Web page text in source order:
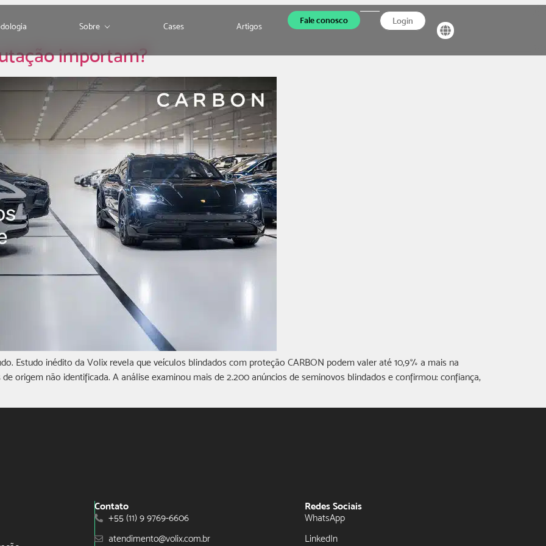
Sobre Cases Artigos
Fale conosco Login
importam?
Estudo inédito da Volix revela que veículos blindados com proteção CARBON podem valer até 10,9% a mais na
origem não identificada. A análise examinou mais de 2.200 anúncios de seminovos blindados e confirmou: confiança,
Contato
+55 (11) 9 9769-6606
atendimento@volix.com.br
Redes Sociais
WhatsApp
LinkedIn